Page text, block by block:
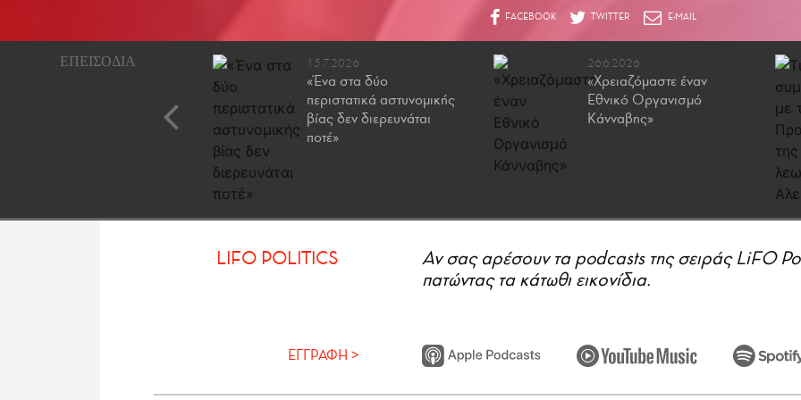
26.1.2026 15.7.2026
«Ένα στα δύο
περιστατικά αστυνομικής
βίας δεν διερευνάται
ποτέ»
26.6.2026
«Χρειαζόμαστε έναν
Εθνικό Οργανισμό
Κάνναβης»
LIFO POLITICS
ΕΓΓΡΑΦΗ >
Αν σας αρέσουν τα podcasts της σειράς LiFO
πατώντας τα κάτωθι εικονίδια.